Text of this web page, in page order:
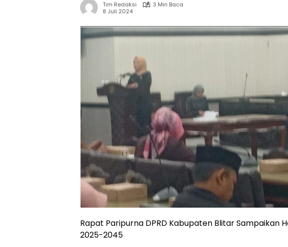
Tim Redaksi
3 Min Baca
8 Juli 2024
Rapat Paripurna DPRD Kabupaten Blitar Sampaikan
2025-2045